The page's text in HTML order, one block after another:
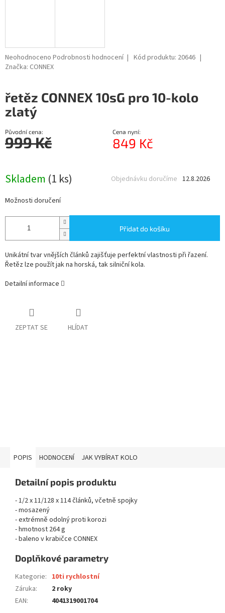
Průměrné
hodnocení
0,0
z
5
Neohodnoceno Podrobnosti hodnocení Kód produktu: 20646
Značka: CONNEX
řetěz CONNEX 10sG pro 10-kolo
zlatý
Původní cena:
999 Kč
Cena nyní:
849 Kč
Skladem (1 ks) 12.8.2026
Objednávku doručíme
Možnosti doručení
Přidat do košíku
Unikátní tvar vnějších článků zajišťuje perfektní vlastnosti při řazení.
Řetěz lze použít jak na horská, tak silniční kola.
Detailní informace
ZEPTAT SE HLÍDAT
POPIS HODNOCENÍ JAK VYBÍRAT KOLO
Detailní popis produktu
- 1/2 x 11/128 x 114 článků, včetně spojky
- mosazený
- extrémně odolný proti korozi
- hmotnost 264 g
- baleno v krabičce CONNEX
Doplňkové parametry
Kategorie: 10ti rychlostní
Záruka:
2 roky
EAN: 4041319001704